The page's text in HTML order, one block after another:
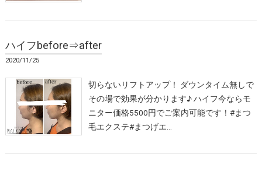
ハイフbefore⇒after
2020/11/25
切らないリフトアップ！ ダウンタイム無しで
その場で効果が分かります♪ ハイフ今ならモ
ニター価格5500円でご案内可能です！#まつ
毛エクステ#まつげエ…